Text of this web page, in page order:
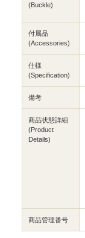
(Buckle)
付属品
(Accessories)
仕様
(Specification)
備考
商品状態詳細
(Product
Details)
商品管理番号